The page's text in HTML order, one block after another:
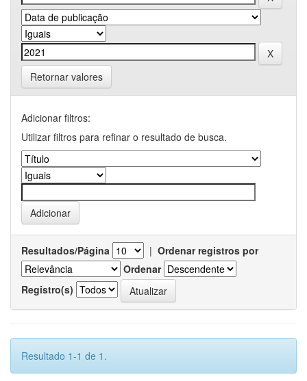
Retornar valores
Adicionar filtros:
Utilizar filtros para refinar o resultado de busca.
Resultados/Página | Ordenar registros por
Ordenar
Registro(s)
Resultado 1-1 de 1.